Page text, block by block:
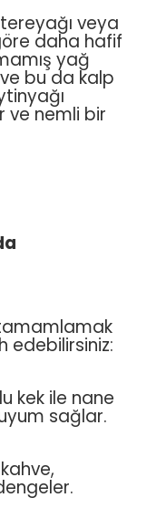
veya
daha hafif
yağ
bu da kalp
ve nemli bir
tamamlamak
edebilirsiniz:
kek ile nane
sağlar.